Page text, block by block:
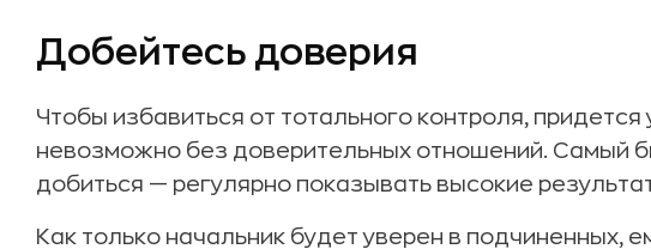
Добейтесь доверия
Чтобы избавиться от тотального контроля, придется
невозможно без доверительных отношений. Самый
добиться — регулярно показывать высокие
Как только начальник будет уверен в подчиненных,